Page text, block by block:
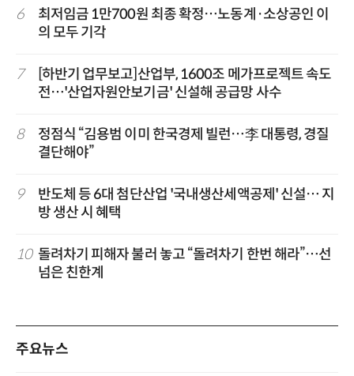
6
최저임금 1만700원 최종 확정…노동계·소상공인 이
의 모두 기각
7
[하반기 업무보고]산업부, 1600조 메가프로젝트 속도
전…'산업자원안보기금' 신설해 공급망 사수
8
정점식 “김용범 이미 한국경제 빌런…李 대통령, 경질
결단해야”
9
반도체 등 6대 첨단산업 '국내생산세액공제' 신설… 지
방 생산 시 혜택
10 돌려차기 피해자 불러 놓고 “돌려차기 한번 해라”…선
넘은 친한계
주요뉴스